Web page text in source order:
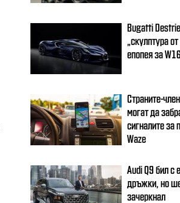
Bugatti
„скулптура
епопея за W16
Страните-
могат да
сигналите за
Waze
Audi Q9 бил с
дръжки, но
зачеркнал